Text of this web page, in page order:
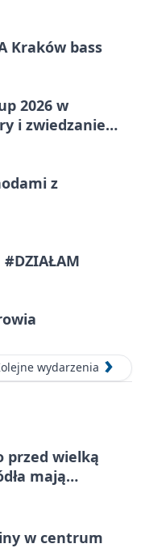
Kraków bass
2026 w
i zwiedzanie
z
#DZIAŁAM
wydarzenia
przed wielką
mają
w centrum